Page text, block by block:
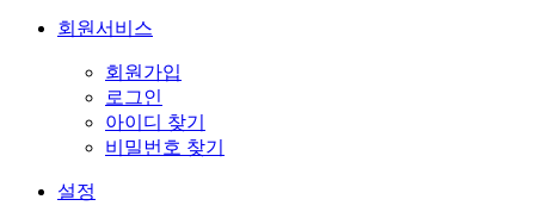
회원서비스
회원가입
로그인
아이디 찾기
비밀번호 찾기
설정